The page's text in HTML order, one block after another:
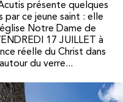
présente quelques
par ce jeune saint : elle
Notre Dame de
17 JUILLET à
réelle du Christ dans
du verre...